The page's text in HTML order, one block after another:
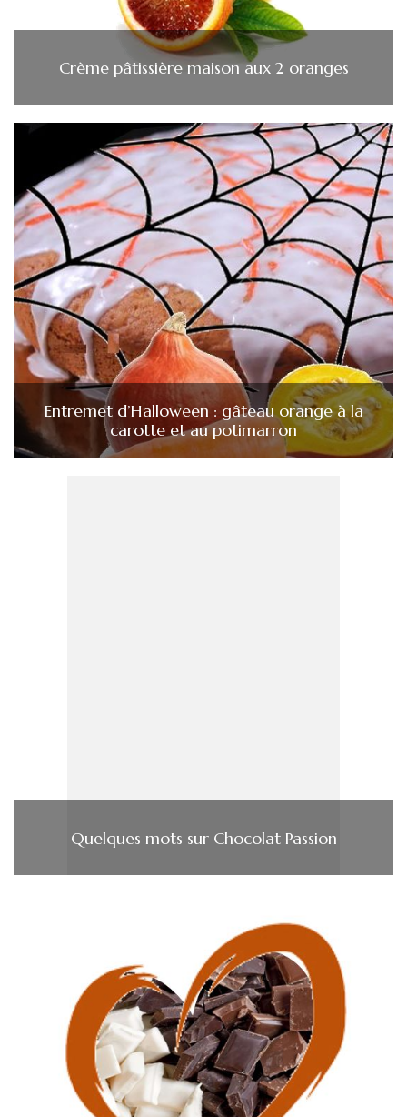
Crème pâtissière maison aux 2 oranges
Entremet d’Halloween : gâteau orange à la
carotte et au potimarron
Quelques mots sur Chocolat Passion